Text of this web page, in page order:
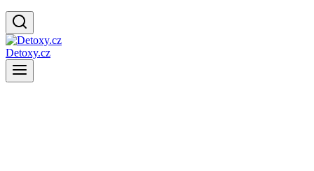
Detoxy.cz